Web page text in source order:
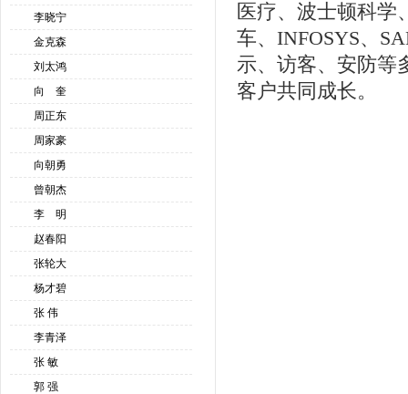
李晓宁
金克森
刘太鸿
向 奎
周正东
周家豪
向朝勇
曾朝杰
李 明
赵春阳
张轮大
杨才碧
张 伟
李青泽
张 敏
郭 强
医疗、波士顿科学
车、INFOSYS、
示、访客、安防等
客户共同成长。